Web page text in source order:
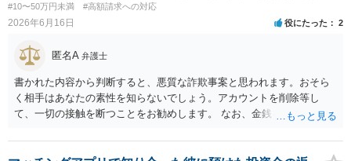
#10〜50万円未満
#高額請求への対応
2026年6月16日 役にたった 2
匿名A 弁護士
書かれた内容から判断すると、悪質な詐欺事案と思われます。おそら
く相手はあなたの素性を知らないでしょう。アカウントを削除等し
て、一切の接触を断つことをお勧めします。 なお、金銭を取り返すこ
ので、難しい可能性もあります。